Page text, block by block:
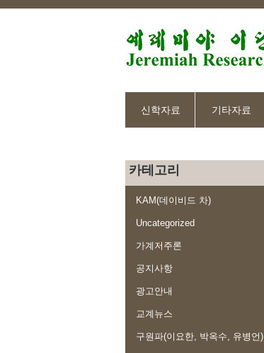
신학자료 기타자료
카테고리
KAM(데이비드 차)
Uncategorized
가계저주론
공지사항
광고안내
교계뉴스
구원파(이요한, 박옥수, 유병언)